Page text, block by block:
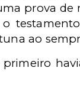
prova
ao